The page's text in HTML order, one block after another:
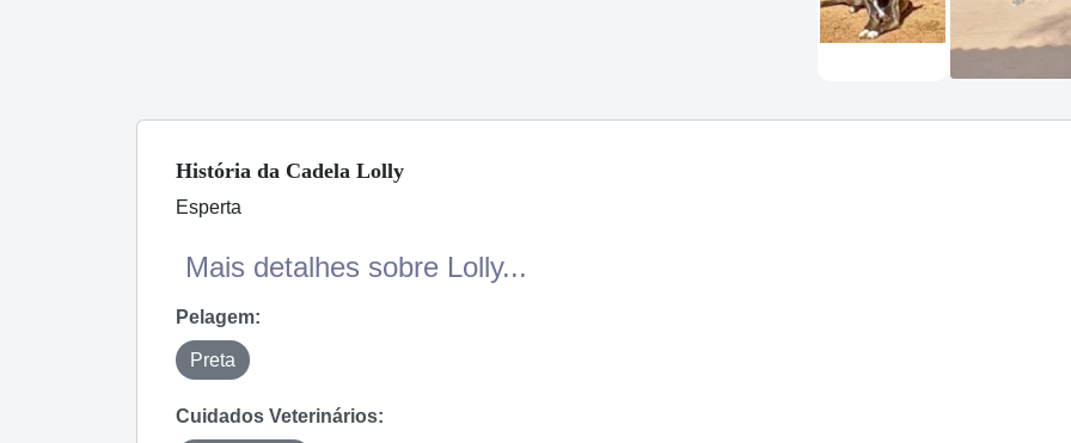
História da Cadela Lolly
Esperta
Mais detalhes sobre Lolly...
Pelagem:
Preta
Cuidados Veterinários: